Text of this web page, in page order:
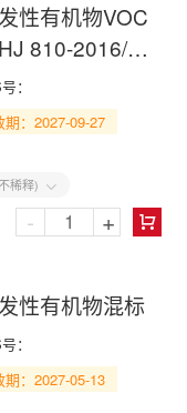
性有机物VOC
810-2016/HJ
：
期：2027-09-27
稀释) 

- +
性有机物混标
：
期：2027-05-13